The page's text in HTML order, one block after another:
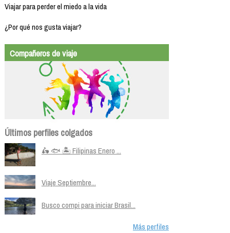
Viajar para perder el miedo a la vida
¿Por qué nos gusta viajar?
Compañeros de viaje
Últimos perfiles colgados
🛵 🐟 🏝️ Filipinas Enero ...
Viaje Septiembre...
Busco compi para iniciar Brasil...
Más perfiles